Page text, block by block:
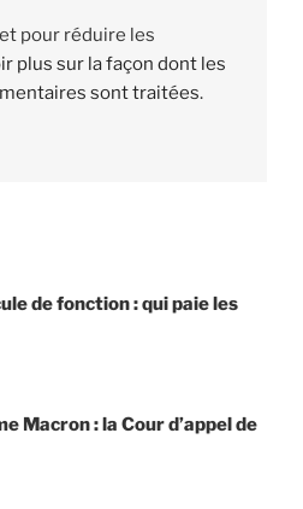
pour réduire les
plus sur la façon dont les
sont traitées.
de fonction : qui paie les
Macron : la Cour d’appel de